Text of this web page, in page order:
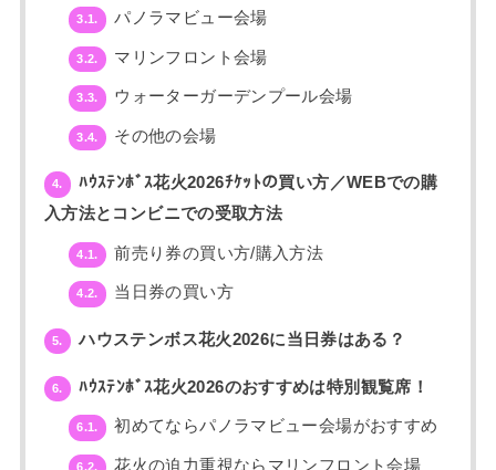
3.1. パノラマビュー会場
3.2. マリンフロント会場
3.3. ウォーターガーデンプール会場
3.4. その他の会場
4.
ﾊｳｽﾃﾝﾎﾞｽ花火2026ﾁｹｯﾄの買い方／WEBでの購
入方法とコンビニでの受取方法
4.1. 前売り券の買い方/購入方法
4.2. 当日券の買い方
5. ハウステンボス花火2026に当日券はある？
6. ﾊｳｽﾃﾝﾎﾞｽ花火2026のおすすめは特別観覧席！
6.1. 初めてならパノラマビュー会場がおすすめ
6.2. 花火の迫力重視ならマリンフロント会場